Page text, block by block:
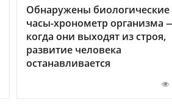
Обнаружены биологические
часы-хронометр организма
когда они выходят из строя,
развитие человека
останавливается